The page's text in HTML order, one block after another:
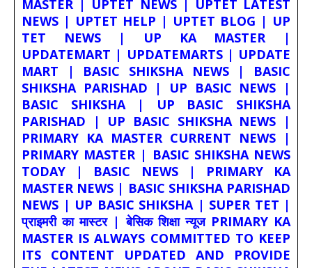
MASTER | UPTET NEWS | UPTET LATEST
NEWS | UPTET HELP | UPTET BLOG | UP
TET NEWS | UP KA MASTER |
UPDATEMART | UPDATEMARTS | UPDATE
MART | BASIC SHIKSHA NEWS | BASIC
SHIKSHA PARISHAD | UP BASIC NEWS |
BASIC SHIKSHA | UP BASIC SHIKSHA
PARISHAD | UP BASIC SHIKSHA NEWS |
PRIMARY KA MASTER CURRENT NEWS |
PRIMARY MASTER | BASIC SHIKSHA NEWS
TODAY | BASIC NEWS | PRIMARY KA
MASTER NEWS | BASIC SHIKSHA PARISHAD
NEWS | UP BASIC SHIKSHA | SUPER TET |
प्राइमरी का मास्टर | बेसिक शिक्षा न्यूज PRIMARY KA
MASTER IS ALWAYS COMMITTED TO KEEP
ITS CONTENT UPDATED AND PROVIDE